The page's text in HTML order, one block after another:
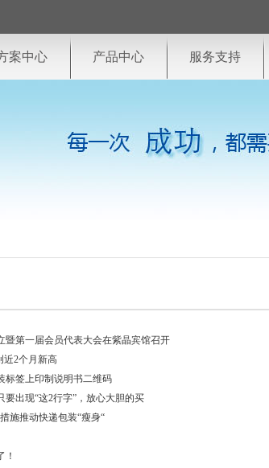
服务支持
产品中心
案中心
暨第一届会员代表大会在紫晶宾馆召开
近2个月新高
标签上印制说明书二维码
出现“这2行字”，放心大胆的买
施推动快递包装“瘦身“
！